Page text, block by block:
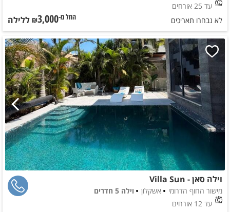
עד 25 אורחים
לא נבחרו תאריכים החל מ-₪3,000 ללילה
וילה סאן - Villa Sun
מישור החוף הדרומי אשקלון
וילה 5 חדרים
עד 12 אורחים